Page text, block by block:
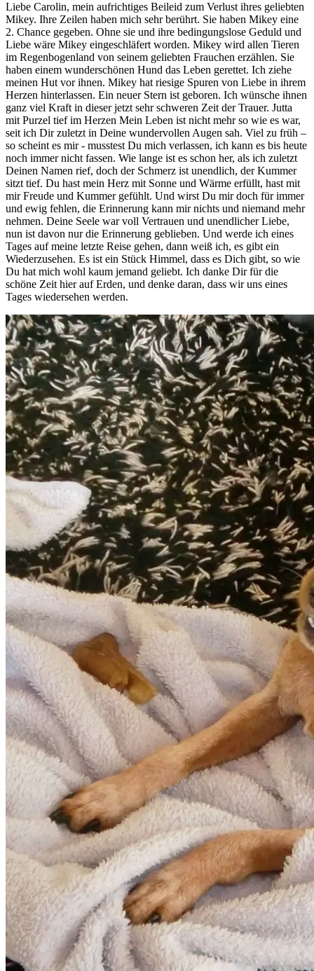
Liebe Carolin, mein aufrichtiges Beileid zum Verlust ihres geliebten
Mikey. Ihre Zeilen haben mich sehr berührt. Sie haben Mikey eine
2. Chance gegeben. Ohne sie und ihre bedingungslose Geduld und
Liebe wäre Mikey eingeschläfert worden. Mikey wird allen Tieren
im Regenbogenland von seinem geliebten Frauchen erzählen. Sie
haben einem wunderschönen Hund das Leben gerettet. Ich ziehe
meinen Hut vor ihnen. Mikey hat riesige Spuren von Liebe in ihrem
Herzen hinterlassen. Ein neuer Stern ist geboren. Ich wünsche ihnen
ganz viel Kraft in dieser jetzt sehr schweren Zeit der Trauer. Jutta
mit Purzel tief im Herzen Mein Leben ist nicht mehr so wie es war,
seit ich Dir zuletzt in Deine wundervollen Augen sah. Viel zu früh –
so scheint es mir - musstest Du mich verlassen, ich kann es bis heute
noch immer nicht fassen. Wie lange ist es schon her, als ich zuletzt
Deinen Namen rief, doch der Schmerz ist unendlich, der Kummer
sitzt tief. Du hast mein Herz mit Sonne und Wärme erfüllt, hast mit
mir Freude und Kummer gefühlt. Und wirst Du mir doch für immer
und ewig fehlen, die Erinnerung kann mir nichts und niemand mehr
nehmen. Deine Seele war voll Vertrauen und unendlicher Liebe,
nun ist davon nur die Erinnerung geblieben. Und werde ich eines
Tages auf meine letzte Reise gehen, dann weiß ich, es gibt ein
Wiederzusehen. Es ist ein Stück Himmel, dass es Dich gibt, so wie
Du hat mich wohl kaum jemand geliebt. Ich danke Dir für die
schöne Zeit hier auf Erden, und denke daran, dass wir uns eines
Tages wiedersehen werden.